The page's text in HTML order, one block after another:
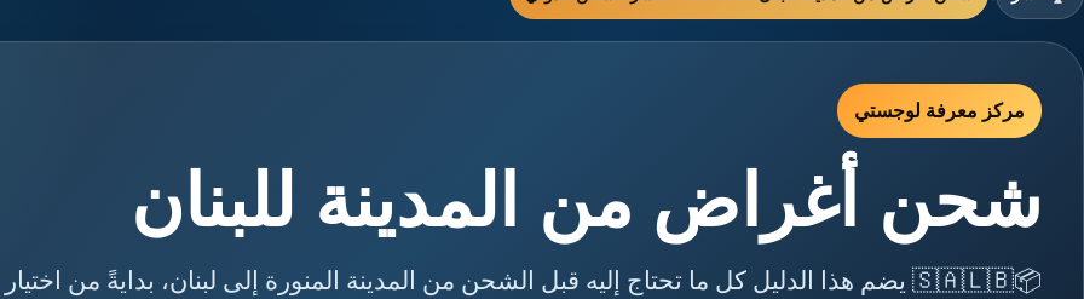
مركز معرفة لوجستي
شحن أغراض من المدينة للبنان
📦🇸🇦🇱🇧 يضم هذا الدليل كل ما تحتاج إليه قبل الشحن من المدينة المنورة إلى لبنان، بدايةً من اختيار